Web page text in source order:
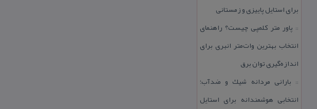
برای استایل پاییزی و زمستانی
:: پاور متر كلمپی چیست؟ راهنمای
انتخاب بهترین وات‌متر انبری برای
اندازه‌گیری توان برق
:: بارانی مردانه شیك و ضدآب؛
انتخابی هوشمندانه برای استایل